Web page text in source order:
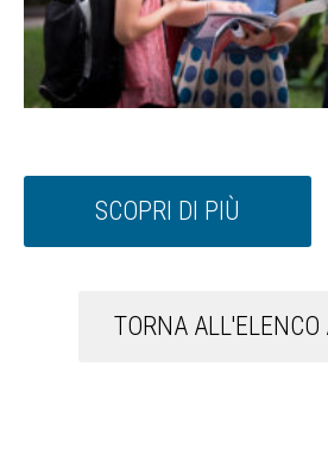
SCOPRI DI PIÙ
TORNA ALL'ELENCO